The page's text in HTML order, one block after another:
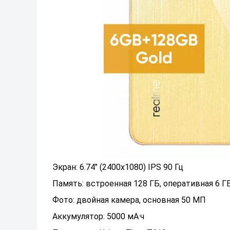
Экран: 6.74" (2400x1080) IPS 90 Гц
Память: встроенная 128 ГБ, оперативная 6
Фото: двойная камера, основная 50 МП
Аккумулятор: 5000 мА·ч